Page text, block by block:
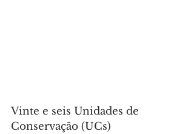
Vinte e seis Unidades de
Conservação (UCs)